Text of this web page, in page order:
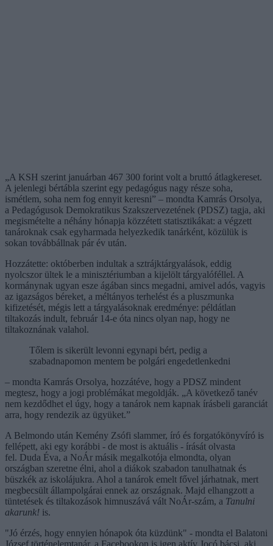
„A KSH szerint januárban 467 300 forint volt a bruttó átlagkereset.
A jelenlegi bértábla szerint egy pedagógus nagy része soha,
ismétlem, soha nem fog ennyit keresni” – mondta Kamrás Orsolya,
a Pedagógusok Demokratikus Szakszervezetének (PDSZ) tagja, aki
megismételte a néhány hónapja közzétett statisztikákat: a végzett
tanároknak csak egyharmada helyezkedik tanárként, közülük is
sokan továbbállnak pár év után.
Hozzátette: októberben indultak a sztrájktárgyalások, eddig
nyolcszor ültek le a minisztériumban a kijelölt tárgyalóféllel. A
kormánynak ugyan esze ágában sincs megadni, amivel adós, vagyis
az igazságos béreket, a méltányos terhelést és a pluszmunka
kifizetését, mégis lett a tárgyalásoknak eredménye: példátlan
tiltakozás indult, február 14-e óta nincs olyan nap, hogy ne
tiltakoznának valahol.
Tőlem is sikerült levonni egynapi bért, pedig a
szabadnapomon mentem be polgári engedetlenkedni
– mondta Kamrás Orsolya, hozzátéve, hogy a PDSZ mindent
megtesz, hogy a jogi problémákat megoldják. „A következő tanév
nem kezdődhet el úgy, hogy a tanárok nem kapnak írásbeli garanciát
arra, hogy rendezik az ügyüket.”
A Belmondo után Kemény Zsófi slammer, író és forgatókönyvíró is
fellépett, aki egy korábbi - de most is aktuális - írását olvasta
fel. Duda Éva, a NoÁr másik megalkotója elmondta, olyan
országban szeretne élni, ahol a diákok szabadon tanulhatnak és
büszkék az iskolájukra. Ahol a tanárok emelt fővel járhatnak, mert
megbecsült állampolgárai ennek az országnak. Majd elhangzott a
tüntetések és tiltakozások himnuszává vált NoÁr-szám, a Tanulni
akarunk! is.
"Jó érzés, hogy ennyien hónapok óta küzdünk" - mondta el Balatoni
József történelemtanár, a Facebookon is igen aktív Jocó bácsi, aki